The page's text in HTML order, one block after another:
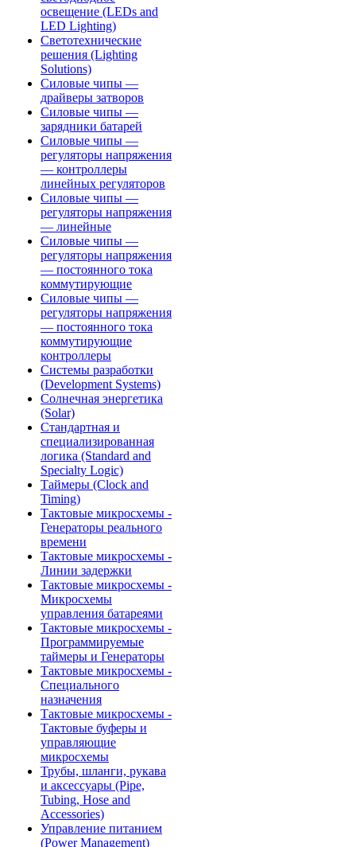
освещение (LEDs and
LED Lighting)
Светотехнические
решения (Lighting
Solutions)
Силовые чипы —
драйверы затворов
Силовые чипы —
зарядники батарей
Силовые чипы —
регуляторы напряжения
— контроллеры
линейных регуляторов
Силовые чипы —
регуляторы напряжения
— линейные
Силовые чипы —
регуляторы напряжения
— постоянного тока
коммутирующие
Силовые чипы —
регуляторы напряжения
— постоянного тока
коммутирующие
контроллеры
Системы разработки
(Development Systems)
Солнечная энергетика
(Solar)
Стандартная и
специализированная
логика (Standard and
Specialty Logic)
Таймеры (Clock and
Timing)
Тактовые микросхемы -
Генераторы реального
времени
Тактовые микросхемы -
Линии задержки
Тактовые микросхемы -
Микросхемы
управления батареями
Тактовые микросхемы -
Программируемые
таймеры и Генераторы
Тактовые микросхемы -
Специального
назначения
Тактовые микросхемы -
Тактовые буферы и
управляющие
микросхемы
Трубы, шланги, рукава
и аксессуары (Pipe,
Tubing, Hose and
Accessories)
Управление питанием
(Power Management)